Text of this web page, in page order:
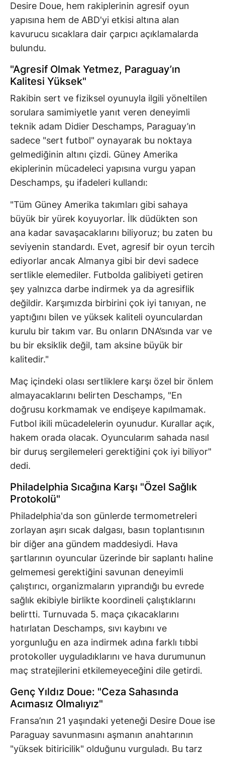
Desire Doue, hem rakiplerinin agresif oyun
yapısına hem de ABD'yi etkisi altına alan
kavurucu sıcaklara dair çarpıcı açıklamalarda
bulundu.
"Agresif Olmak Yetmez, Paraguay’ın
Kalitesi Yüksek"
Rakibin sert ve fiziksel oyunuyla ilgili yöneltilen
sorulara samimiyetle yanıt veren deneyimli
teknik adam Didier Deschamps, Paraguay’ın
sadece "sert futbol" oynayarak bu noktaya
gelmediğinin altını çizdi. Güney Amerika
ekiplerinin mücadeleci yapısına vurgu yapan
Deschamps, şu ifadeleri kullandı:
"Tüm Güney Amerika takımları gibi sahaya
büyük bir yürek koyuyorlar. İlk düdükten son
ana kadar savaşacaklarını biliyoruz; bu zaten bu
seviyenin standardı. Evet, agresif bir oyun tercih
ediyorlar ancak Almanya gibi bir devi sadece
sertlikle elemediler. Futbolda galibiyeti getiren
şey yalnızca darbe indirmek ya da agresiflik
değildir. Karşımızda birbirini çok iyi tanıyan, ne
yaptığını bilen ve yüksek kaliteli oyunculardan
kurulu bir takım var. Bu onların DNA’sında var ve
bu bir eksiklik değil, tam aksine büyük bir
kalitedir."
Maç içindeki olası sertliklere karşı özel bir önlem
almayacaklarını belirten Deschamps, "En
doğrusu korkmamak ve endişeye kapılmamak.
Futbol ikili mücadelelerin oyunudur. Kurallar açık,
hakem orada olacak. Oyuncularım sahada nasıl
bir duruş sergilemeleri gerektiğini çok iyi biliyor"
dedi.
Philadelphia Sıcağına Karşı "Özel Sağlık
Protokolü"
Philadelphia'da son günlerde termometreleri
zorlayan aşırı sıcak dalgası, basın toplantısının
bir diğer ana gündem maddesiydi. Hava
şartlarının oyuncular üzerinde bir saplantı haline
gelmemesi gerektiğini savunan deneyimli
çalıştırıcı, organizmaların yıprandığı bu evrede
sağlık ekibiyle birlikte koordineli çalıştıklarını
belirtti. Turnuvada 5. maça çıkacaklarını
hatırlatan Deschamps, sıvı kaybını ve
yorgunluğu en aza indirmek adına farklı tıbbi
protokoller uyguladıklarını ve hava durumunun
maç stratejilerini etkilemeyeceğini dile getirdi.
Genç Yıldız Doue: "Ceza Sahasında
Acımasız Olmalıyız"
Fransa’nın 21 yaşındaki yeteneği Desire Doue ise
Paraguay savunmasını aşmanın anahtarının
"yüksek bitiricilik" olduğunu vurguladı. Bu tarz